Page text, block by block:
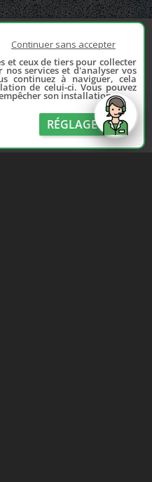
Continuer sans accepter
et ceux de tiers pour collecter
services et d'analyser vos
continuez à naviguer, cela
de celui-ci. Vous pouvez
son installation.
RÉGLAGE